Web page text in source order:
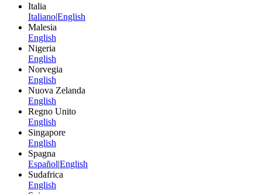
Italia
Italiano|English
Malesia
English
Nigeria
English
Norvegia
English
Nuova Zelanda
English
Regno Unito
English
Singapore
English
Spagna
Español|English
Sudafrica
English